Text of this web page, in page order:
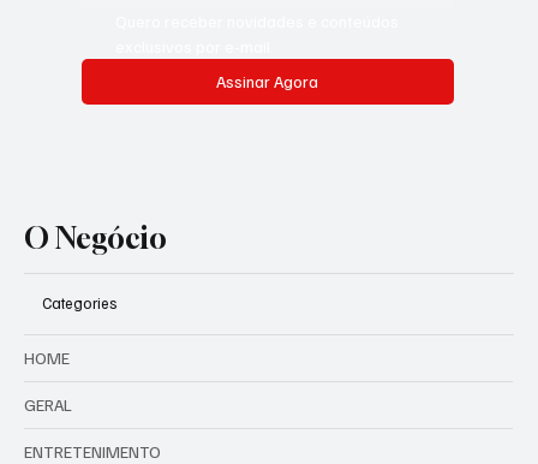
Assinar Agora
O Negócio
Categories
HOME
GERAL
ENTRETENIMENTO